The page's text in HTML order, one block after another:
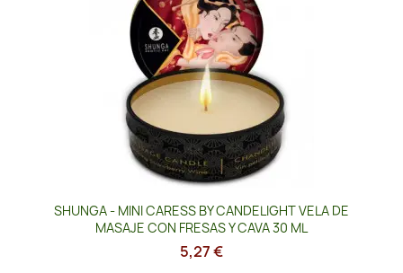
SHUNGA - MINI CARESS BY CANDELIGHT VELA DE
MASAJE CON FRESAS Y CAVA 30 ML
5,27 €